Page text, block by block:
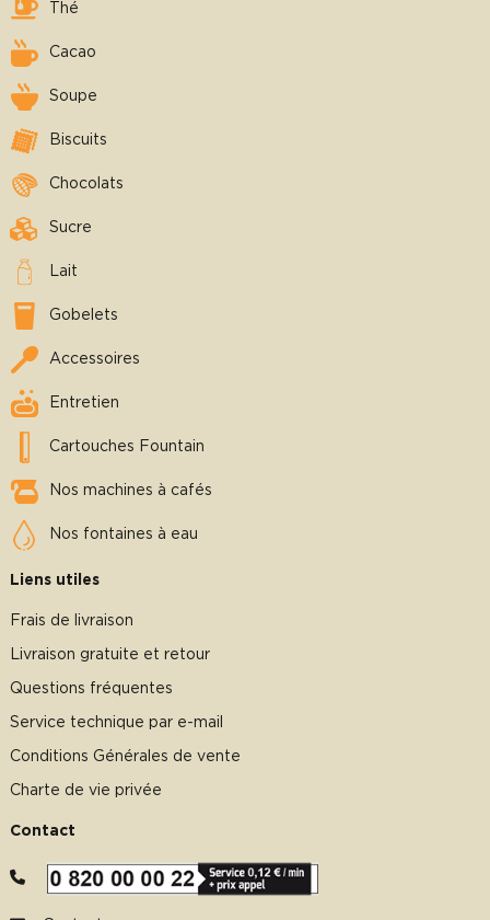
Thé
Cacao
Soupe
Biscuits
Chocolats
Sucre
Lait
Gobelets
Accessoires
Entretien
Cartouches Fountain
Nos machines à cafés
Nos fontaines à eau
Liens utiles
Frais de livraison
Livraison gratuite et retour
Questions fréquentes
Service technique par e-mail
Conditions Générales de vente
Charte de vie privée
Contact